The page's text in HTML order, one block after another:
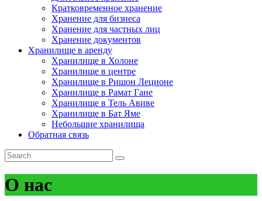
Кратковременное хранение
Хранение для бизнеса
Хранение для частных лиц
Хранение документов
Хранилище в аренду
Хранилище в Холоне
Хранилище в центре
Хранилище в Ришон Леционе
Хранилище в Рамат Гане
Хранилище в Тель Авиве
Хранилище в Бат Яме
Небольшие хранилища
Обратная связь
О нас